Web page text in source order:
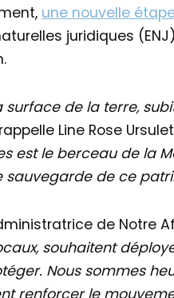
une nouvelle
juridiques
de la terre,
Line Rose
est le berceau de la
sauvegarde de ce
de Notre
souhaitent
Nous sommes
renforcer le